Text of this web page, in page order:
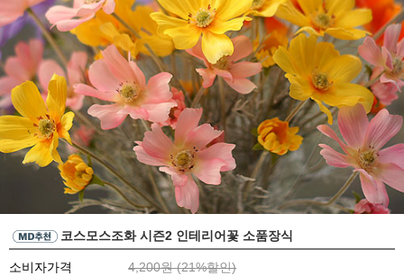
코스모스조화 시즌2 인테리어꽃 소품장식
소비자가격 4,200원 (21%할인)